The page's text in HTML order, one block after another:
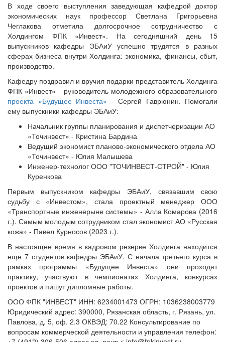
В ходе своего выступления заведующая кафедрой доктор
экономических наук профессор Светлана Григорьевна
Чеглакова отметила долгосрочное сотрудничество с
Холдингом ФПК «Инвест». На сегодняшний день 15
выпускников кафедры ЭБАиУ успешно трудятся в разных
сферах бизнеса внутри Холдинга: экономика, финансы, сбыт,
производство.
Кафедру поздравил и вручил подарки представитель Холдинга
ФПК «Инвест» - руководитель молодежного образовательного
проекта «Будущее Инвеста» - Сергей Гаврюнин. Помогали
ему выпускники кафедры ЭБАиУ:
Начальник группы планирования и диспетчеризации АО
«Точинвест» - Кристина Бардина
Ведущий экономист планово-экономического отдела АО
«Точинвест» - Юлия Малышева
Инженер-технолог ООО "ТОЧИНВЕСТ-СТРОЙ" - Юлия
Куренкова
Первым выпускником кафедры ЭБАиУ, связавшим свою
судьбу с «Инвестом», стала проектный менеджер ООО
«Транспортные инженерыне системы» - Алла Комарова (2016
г.). Самым молодым сотрудником стал экономист АО «Русская
кожа» - Павел Курносов (2023 г.).
В настоящее время в кадровом резерве Холдинга находится
еще 7 студентов кафедры ЭБАиУ. С начала третьего курса в
рамках программы «Будущее Инвеста» они проходят
практику, участвуют в чемпионатах Холдинга, конкурсах
проектов и пишут дипломные работы.
ООО ФПК "ИНВЕСТ" ИНН: 6234001473 ОГРН: 1036238003779
Юридический адрес: 390000, Рязанская область, г. Рязань, ул.
Павлова, д. 5, оф. 2.3 ОКВЭД: 70.22 Консультирование по
вопросам коммерческой деятельности и управления телефон: